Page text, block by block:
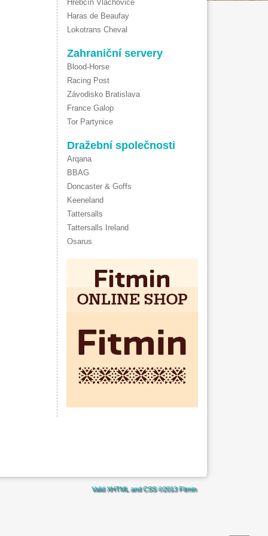
Hřebčín Vlachovice
Haras de Beaufay
Lokotrans Cheval
Zahraniční servery
Blood-Horse
Racing Post
Závodisko Bratislava
France Galop
Tor Partynice
Dražební společnosti
Arqana
BBAG
Doncaster & Goffs
Keeneland
Tattersalls
Tattersalls Ireland
Osarus
ValidXHTML andCSS©2013Fitmin